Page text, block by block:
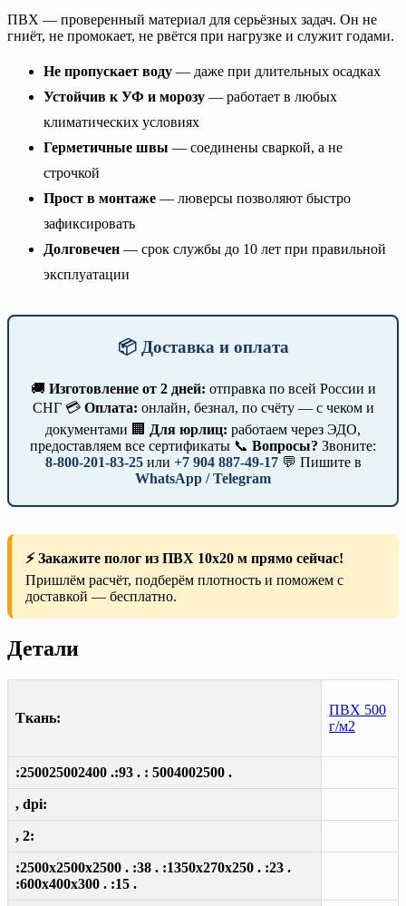
ПВХ — проверенный материал для серьёзных задач. Он не
гниёт, не промокает, не рвётся при нагрузке и служит годами.
Не пропускает воду — даже при длительных осадках
Устойчив к УФ и морозу — работает в любых
климатических условиях
Герметичные швы — соединены сваркой, а не
строчкой
Прост в монтаже — люверсы позволяют быстро
зафиксировать
Долговечен — срок службы до 10 лет при правильной
эксплуатации
📦 Доставка и оплата
🚚 Изготовление от 2 дней: отправка по всей России и
СНГ 💳 Оплата: онлайн, безнал, по счёту — с чеком и
документами 🏢 Для юрлиц: работаем через ЭДО,
предоставляем все сертификаты 📞 Вопросы? Звоните:
8-800-201-83-25или +7 904 887-49-17💬 Пишите в
WhatsApp /Telegram
⚡ Закажите полог из ПВХ 10х20 м прямо сейчас!
Пришлём расчёт, подберём плотность и поможем с
доставкой — бесплатно.
Детали
Ткань:
ПВХ 500
г/м2
:250025002400 .:93 . : 5004002500 .
, dpi:
, 2:
:2500x2500x2500 . :38 . :1350x270x250 . :23 .
:600x400x300 . :15 .